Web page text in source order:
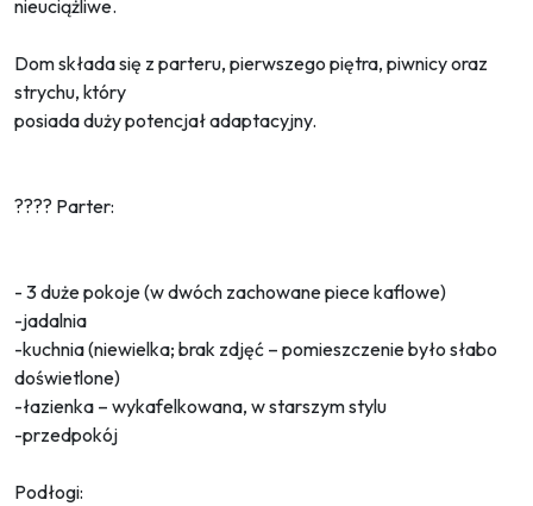
nieuciążliwe.
Dom składa się z parteru, pierwszego piętra, piwnicy oraz
strychu, który
posiada duży potencjał adaptacyjny.
???? Parter:
- 3 duże pokoje (w dwóch zachowane piece kaflowe)
-jadalnia
-kuchnia (niewielka; brak zdjęć – pomieszczenie było słabo
doświetlone)
-łazienka – wykafelkowana, w starszym stylu
-przedpokój
Podłogi: